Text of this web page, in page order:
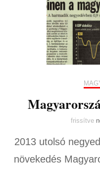
frissítve
2013 utolsó
növekedés